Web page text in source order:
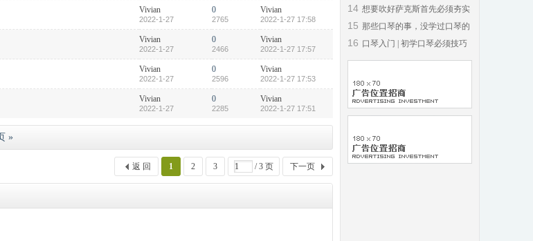
Vivian
2022-1-27
0
2765
Vivian
2022-1-27 17:58
Vivian
2022-1-27
0
2466
Vivian
2022-1-27 17:57
Vivian
2022-1-27
0
2596
Vivian
2022-1-27 17:53
Vivian
2022-1-27
0
2285
Vivian
2022-1-27 17:51
»
1 2 3 / 3 页 下一页
返 回
14 想要吹好萨克斯首先必须夯实
基础练习打好基
15 那些口琴的事，没学过口琴的
人可能不会知道
16 口琴入门 | 初学口琴必须技巧